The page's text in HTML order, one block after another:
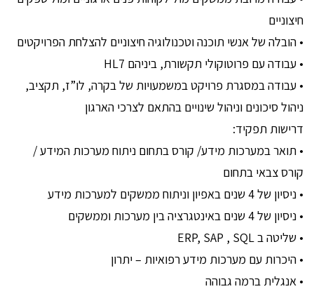
חיצוניים
• הובלה של אנשי תוכנה וטכנולוגיה חיצוניים להצלחת הפרויקטים
• עבודה עם פרוטוקולי תקשורת, ביניהם HL7
• עבודה במסגרת פרויקט במשמעויות של בקרה, לו”ז, תקציב,
ניהול סיכונים וניהול שינויים בהתאם לצרכי הארגון
דרישות תפקיד:
• תואר במערכות מידע/ קורס בתחום ניתוח מערכות המידע /
קורס צבאי בתחום
• ניסיון של 4 שנים באפיון וניתוח ממשקים למערכות מידע
• ניסיון של 4 שנים באינטגרציה בין מערכות וממשקים
• שליטה ב ERP, SAP , SQL
• היכרות עם מערכות מידע רפואיות – יתרון
• אנגלית ברמה גבוהה